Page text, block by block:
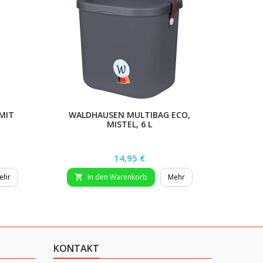
WALDHAUSEN MULTIBAG ECO,
MISTEL, 6 L
Preis
14,95 €
 In den Warenkorb Mehr
KONTAKT